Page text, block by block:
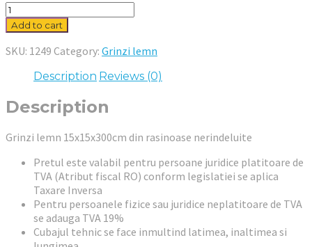
Grinzi
lemn
15x15x300cm
quantity
Add to cart
SKU: 1249 Category: Grinzi lemn
Description Reviews (0)
Description
Grinzi lemn 15x15x300cm din rasinoase nerindeluite
Pretul este valabil pentru persoane juridice platitoare de
TVA (Atribut fiscal RO) conform legislatiei se aplica
Taxare Inversa
Pentru persoanele fizice sau juridice neplatitoare de TVA
se adauga TVA 19%
Cubajul tehnic se face inmultind latimea, inaltimea si